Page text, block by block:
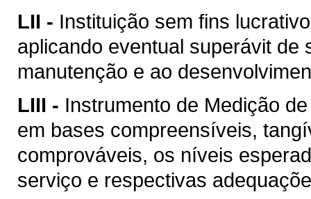
LII - Instituição sem fins
aplicando eventual superávit de
manutenção e ao
LIII - Instrumento de Medição
em bases compreensíveis,
comprováveis, os níveis
serviço e respectivas